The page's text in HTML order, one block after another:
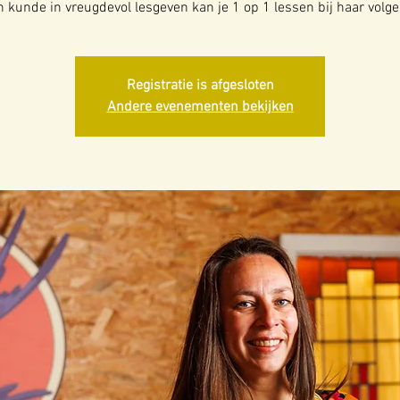
kunde in vreugdevol lesgeven kan je 1 op 1 lessen bij haar
Registratie is afgesloten
Andere evenementen bekijken